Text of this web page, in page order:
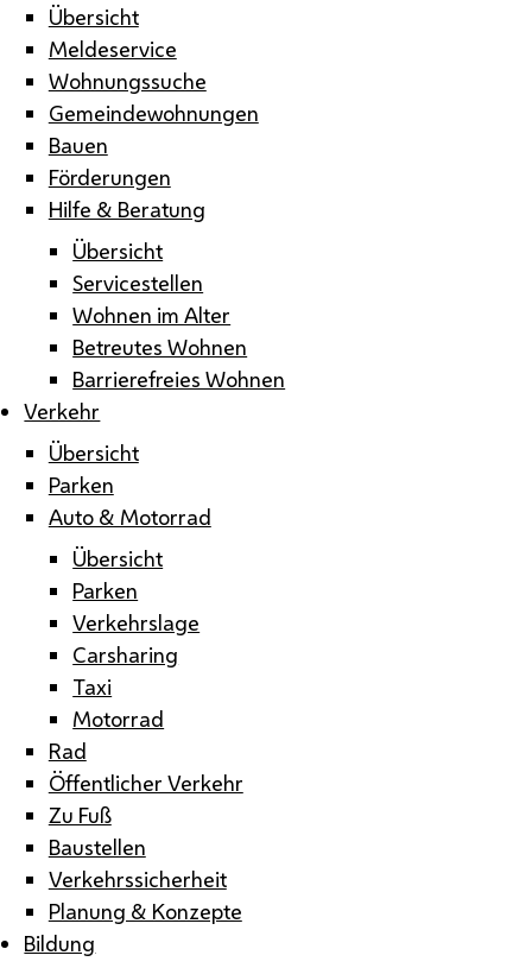
Übersicht
Meldeservice
Wohnungssuche
Gemeindewohnungen
Bauen
Förderungen
Hilfe & Beratung
Übersicht
Servicestellen
Wohnen im Alter
Betreutes Wohnen
Barrierefreies Wohnen
Verkehr
Übersicht
Parken
Auto & Motorrad
Übersicht
Parken
Verkehrslage
Carsharing
Taxi
Motorrad
Rad
Öffentlicher Verkehr
Zu Fuß
Baustellen
Verkehrssicherheit
Planung & Konzepte
Bildung